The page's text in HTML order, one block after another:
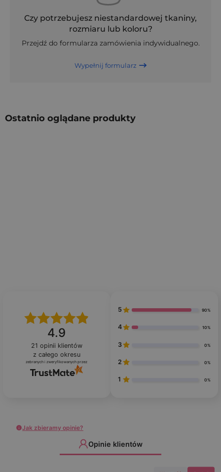
Czy potrzebujesz niestandardowej tkaniny,
rozmiaru lub koloru?
Przejdź do formularza zamówienia indywidualnego.
Wypełnij formularz
Ostatnio oglądane produkty
4.9
21 opinii klientów
z całego okresu
zebranych i zweryfikowanych przez
5 90%
4 10%
3 0%
2 0%
1 0%
Jak zbieramy opinie?
Opinie klientów